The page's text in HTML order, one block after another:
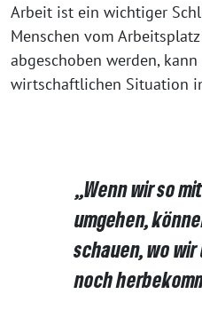
Arbeit ist ein wichtiger
Menschen vom
abgeschoben werden,
wirtschaftlichen Situation
„Wenn wir so
umgehen,
schauen, wo
noch